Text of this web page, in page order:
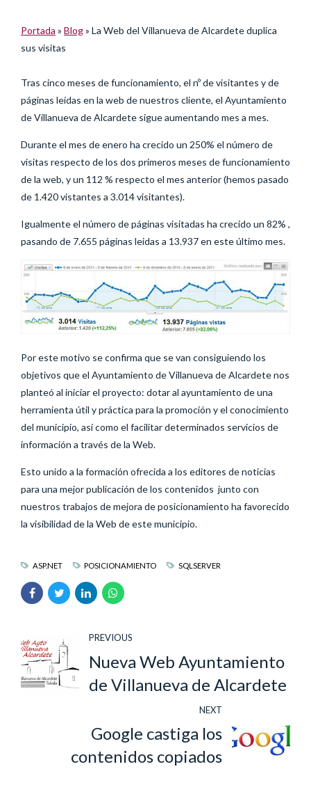
Portada » Blog» La Web del Villanueva de Alcardete duplica
sus visitas
Tras cinco meses de funcionamiento, el nº de visitantes y de
páginas leídas en la web de nuestros cliente, el Ayuntamiento
de Villanueva de Alcardete sigue aumentando mes a mes.
Durante el mes de enero ha crecido un 250% el número de
visitas respecto de los dos primeros meses de funcionamiento
de la web, y un 112 % respecto el mes anterior (hemos pasado
de 1.420 vistantes a 3.014 visitantes).
Igualmente el número de páginas visitadas ha crecido un 82% ,
pasando de 7.655 páginas leidas a 13.937 en este último mes.
Por este motivo se confirma que se van consiguiendo los
objetivos que el Ayuntamiento de Villanueva de Alcardete nos
planteó al iniciar el proyecto: dotar al ayuntamiento de una
herramienta útil y práctica para la promoción y el conocimiento
del municipio, así como el facilitar determinados servicios de
información a través de la Web.
Esto unido a la formación ofrecida a los editores de noticias
para una mejor publicación de los contenidos junto con
nuestros trabajos de mejora de posicionamiento ha favorecido
la visibilidad de la Web de este municipio.
ASP.NET POSICIONAMIENTO SQLSERVER
PREVIOUS
Nueva Web Ayuntamiento
de Villanueva de Alcardete
NEXT
Google castiga los
contenidos copiados